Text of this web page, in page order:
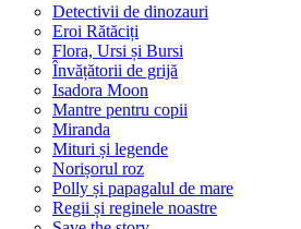
Detectivii de dinozauri
Eroi Rătăciți
Flora, Ursi și Bursi
Învățătorii de grijă
Isadora Moon
Mantre pentru copii
Miranda
Mituri și legende
Norișorul roz
Polly și papagalul de mare
Regii și reginele noastre